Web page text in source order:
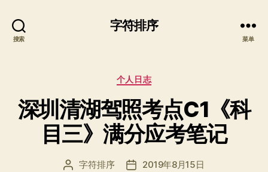
搜索
字符排序
菜单
分
个人日志
深圳清湖驾照考点C1《科
目三》满分应考笔记
文 字符排序
发 2019年8月15日